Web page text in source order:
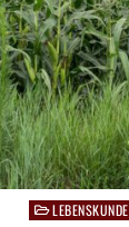
PostedLEBENSKUNDE